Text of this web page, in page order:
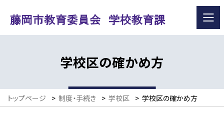
学校区の確かめ方
トップページ > 制度・手続き > 学校区 > 学校区の確かめ方